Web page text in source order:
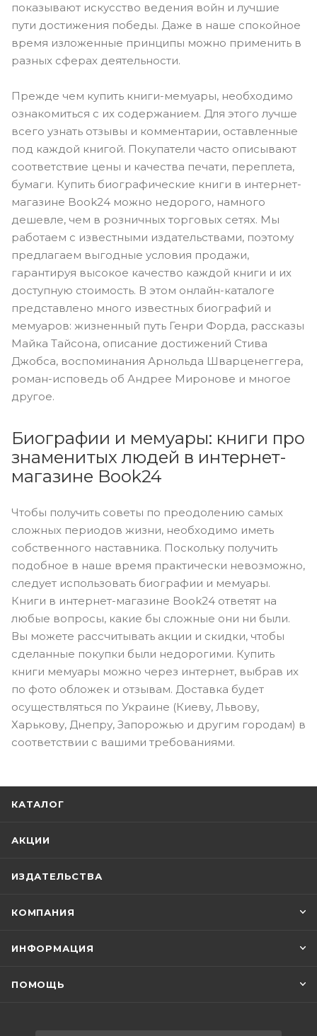
показывают искусство ведения войн и лучшие
пути достижения победы. Даже в наше спокойное
время изложенные принципы можно применить в
разных сферах деятельности.
Прежде чем купить книги-мемуары, необходимо
ознакомиться с их содержанием. Для этого лучше
всего узнать отзывы и комментарии, оставленные
под каждой книгой. Покупатели часто описывают
соответствие цены и качества печати, переплета,
бумаги. Купить биографические книги в интернет-
магазине Book24 можно недорого, намного
дешевле, чем в розничных торговых сетях. Мы
работаем с известными издательствами, поэтому
предлагаем выгодные условия продажи,
гарантируя высокое качество каждой книги и их
доступную стоимость. В этом онлайн-каталоге
представлено много известных биографий и
мемуаров: жизненный путь Генри Форда, рассказы
Майка Тайсона, описание достижений Стива
Джобса, воспоминания Арнольда Шварценеггера,
роман-исповедь об Андрее Миронове и многое
другое.
Биографии и мемуары: книги про
знаменитых людей в интернет-
магазине Book24
Чтобы получить советы по преодолению самых
сложных периодов жизни, необходимо иметь
собственного наставника. Поскольку получить
подобное в наше время практически невозможно,
следует использовать биографии и мемуары.
Книги в интернет-магазине Book24 ответят на
любые вопросы, какие бы сложные они ни были.
Вы можете рассчитывать акции и скидки, чтобы
сделанные покупки были недорогими. Купить
книги мемуары можно через интернет, выбрав их
по фото обложек и отзывам. Доставка будет
осуществляться по Украине (Киеву, Львову,
Харькову, Днепру, Запорожью и другим городам) в
соответствии с вашими требованиями.
КАТАЛОГ
АКЦИИ
ИЗДАТЕЛЬСТВА
КОМПАНИЯ
ИНФОРМАЦИЯ
ПОМОЩЬ